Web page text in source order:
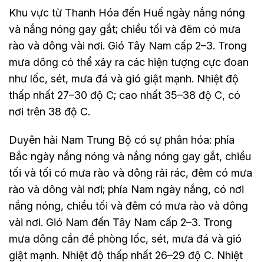
Khu vực từ Thanh Hóa đến Huế ngày nắng nóng
và nắng nóng gay gắt; chiều tối và đêm có mưa
rào và dông vài nơi. Gió Tây Nam cấp 2–3. Trong
mưa dông có thể xảy ra các hiện tượng cực đoan
như lốc, sét, mưa đá và gió giật mạnh. Nhiệt độ
thấp nhất 27–30 độ C; cao nhất 35–38 độ C, có
nơi trên 38 độ C.
Duyên hải Nam Trung Bộ có sự phân hóa: phía
Bắc ngày nắng nóng và nắng nóng gay gắt, chiều
tối và tối có mưa rào và dông rải rác, đêm có mưa
rào và dông vài nơi; phía Nam ngày nắng, có nơi
nắng nóng, chiều tối và đêm có mưa rào và dông
vài nơi. Gió Nam đến Tây Nam cấp 2–3. Trong
mưa dông cần đề phòng lốc, sét, mưa đá và gió
giật mạnh. Nhiệt độ thấp nhất 26–29 độ C. Nhiệt